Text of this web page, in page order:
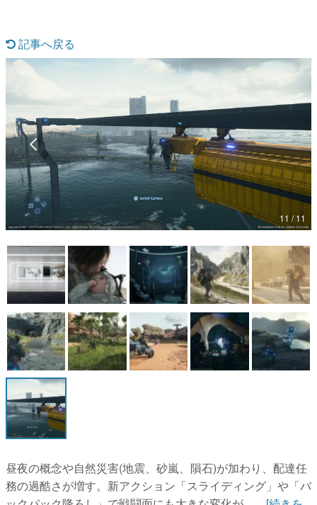
具体的な形から解き明かしていく、硬派で骨太な評論連載
ゲームが変えた日本語
「経験値」「裏技」「ラスボス」… ゲームにまつわる言葉
の起源や用法の変遷を、コンピューター文化史研究家・タ
イニーP氏が徹底調査。
カテゴリ
特集記事
マンガ
女性向け
アプリレビュー
その他
電ファミニコゲーマーとは？
運営：株式会社マレ
記事へ戻る
11 / 11
昼夜の概念や自然災害(地震、砂嵐、隕石)が加わり、配達任
務の過酷さが増す。新アクション「スライディング」や「バ